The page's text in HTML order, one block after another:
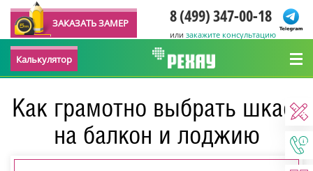
ЗАКАЗАТЬ ЗАМЕР 8 (499) 347-00-18
или закажите консультацию
Калькулятор
Как грамотно выбрать шкаф
на балкон и лоджию